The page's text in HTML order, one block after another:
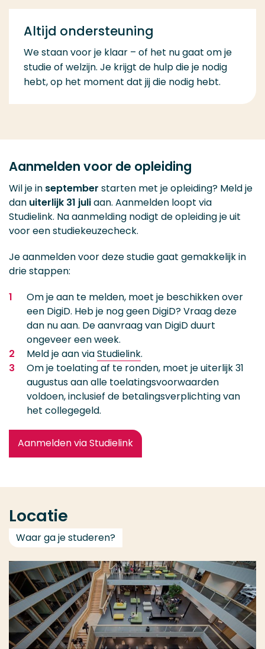
Altijd ondersteuning
We staan voor je klaar – of het nu gaat om je
studie of welzijn. Je krijgt de hulp die je nodig
hebt, op het moment dat jij die nodig hebt.
Aanmelden voor de opleiding
Wil je in september starten met je opleiding? Meld je
dan uiterlijk 31 juliaan. Aanmelden loopt via
Studielink. Na aanmelding nodigt de opleiding je uit
voor een studiekeuzecheck.
Je aanmelden voor deze studie gaat gemakkelijk in
drie stappen:
Om je aan te melden, moet je beschikken over
een DigiD. Heb je nog geen DigiD? Vraag deze
dan nu aan. De aanvraag van DigiD duurt
ongeveer een week.
Meld je aan viaStudielink.
Om je toelating af te ronden, moet je uiterlijk 31
augustus aan alle toelatingsvoorwaarden
voldoen, inclusief de betalingsverplichting van
het collegegeld.
Aanmelden via Studielink
Locatie
Waar ga je studeren?